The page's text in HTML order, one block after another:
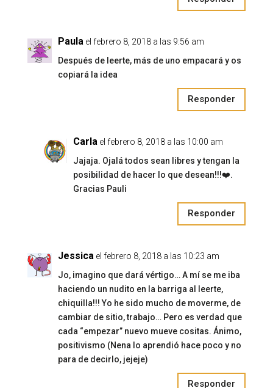
Paula el febrero 8, 2018 a las 9:56 am
Después de leerte, más de uno empacará y os
copiará la idea
Responder
Carla el febrero 8, 2018 a las 10:00 am
Jajaja. Ojalá todos sean libres y tengan la
posibilidad de hacer lo que desean!!!❤️.
Gracias Pauli
Responder
Jessica el febrero 8, 2018 a las 10:23 am
Jo, imagino que dará vértigo… A mí se me iba
haciendo un nudito en la barriga al leerte,
chiquilla!!! Yo he sido mucho de moverme, de
cambiar de sitio, trabajo… Pero es verdad que
cada “empezar” nuevo mueve cositas. Ánimo,
positivismo (Nena lo aprendió hace poco y no
para de decirlo, jejeje)
Responder